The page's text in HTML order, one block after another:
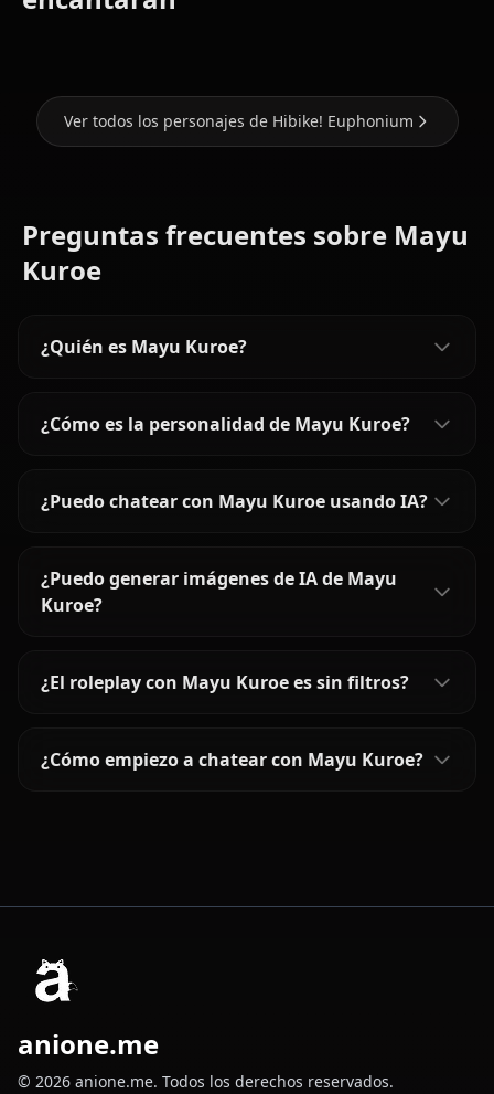
Ver todos los personajes de Hibike! Euphonium
Preguntas frecuentes sobre Mayu
Kuroe
¿Quién es Mayu Kuroe?
¿Cómo es la personalidad de Mayu Kuroe?
¿Puedo chatear con Mayu Kuroe usando IA?
¿Puedo generar imágenes de IA de Mayu
Kuroe?
¿El roleplay con Mayu Kuroe es sin filtros?
¿Cómo empiezo a chatear con Mayu Kuroe?
anione.me
© 2026 anione.me. Todos los derechos reservados.